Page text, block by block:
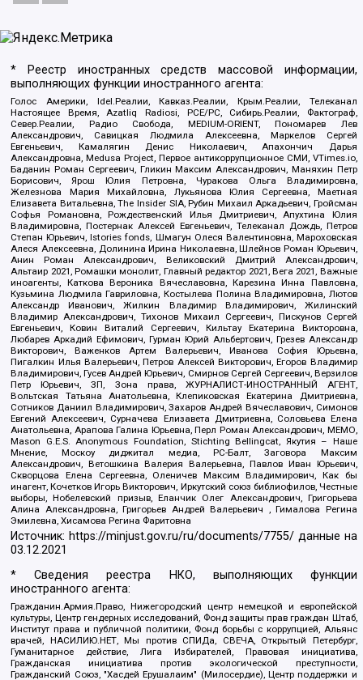
* Реестр иностранных средств массовой информации,
выполняющих функции иностранного агента:
Голос Америки, Idel.Реалии, Кавказ.Реалии, Крым.Реалии, Телеканал
Настоящее Время, Azatliq Radiosi, PCE/PC, Сибирь.Реалии, Фактограф,
Север.Реалии, Радио Свобода, MEDIUM-ORIENT, Пономарев Лев
Александрович, Савицкая Людмила Алексеевна, Маркелов Сергей
Евгеньевич, Камалягин Денис Николаевич, Апахончич Дарья
Александровна, Medusa Project, Первое антикоррупционное СМИ, VTimes.io,
Баданин Роман Сергеевич, Гликин Максим Александрович, Маняхин Петр
Борисович, Ярош Юлия Петровна, Чуракова Ольга Владимировна,
Железнова Мария Михайловна, Лукьянова Юлия Сергеевна, Маетная
Елизавета Витальевна, The Insider SIA, Рубин Михаил Аркадьевич, Гройсман
Софья Романовна, Рождественский Илья Дмитриевич, Апухтина Юлия
Владимировна, Постернак Алексей Евгеньевич, Телеканал Дождь, Петров
Степан Юрьевич, Istories fonds, Шмагун Олеся Валентиновна, Мароховская
Алеся Алексеевна, Долинина Ирина Николаевна, Шлейнов Роман Юрьевич,
Анин Роман Александрович, Великовский Дмитрий Александрович,
Альтаир 2021, Ромашки монолит, Главный редактор 2021, Вега 2021, Важные
иноагенты, Каткова Вероника Вячеславовна, Карезина Инна Павловна,
Кузьмина Людмила Гавриловна, Костылева Полина Владимировна, Лютов
Александр Иванович, Жилкин Владимир Владимирович, Жилинский
Владимир Александрович, Тихонов Михаил Сергеевич, Пискунов Сергей
Евгеньевич, Ковин Виталий Сергеевич, Кильтау Екатерина Викторовна,
Любарев Аркадий Ефимович, Гурман Юрий Альбертович, Грезев Александр
Викторович, Важенков Артем Валерьевич, Иванова София Юрьевна,
Пигалкин Илья Валерьевич, Петров Алексей Викторович, Егоров Владимир
Владимирович, Гусев Андрей Юрьевич, Смирнов Сергей Сергеевич, Верзилов
Петр Юрьевич, ЗП, Зона права, ЖУРНАЛИСТ-ИНОСТРАННЫЙ АГЕНТ,
Вольтская Татьяна Анатольевна, Клепиковская Екатерина Дмитриевна,
Сотников Даниил Владимирович, Захаров Андрей Вячеславович, Симонов
Евгений Алексеевич, Сурначева Елизавета Дмитриевна, Соловьева Елена
Анатольевна, Арапова Галина Юрьевна, Перл Роман Александрович, МЕМО,
Mason G.E.S. Anonymous Foundation, Stichting Bellingcat, Якутия – Наше
Мнение, Москоу диджитал медиа, РС-Балт, Заговора Максим
Александрович, Ветошкина Валерия Валерьевна, Павлов Иван Юрьевич,
Скворцова Елена Сергеевна, Оленичев Максим Владимирович, Как бы
инагент, Кочетков Игорь Викторович, Иркутский союз библиофилов, Честные
выборы, Нобелевский призыв, Еланчик Олег Александрович, Григорьева
Алина Александровна, Григорьев Андрей Валерьевич , Гималова Регина
Эмилевна, Хисамова Регина Фаритовна
Источник: https://minjust.gov.ru/ru/documents/7755/ данные на
03.12.2021
* Сведения реестра НКО, выполняющих функции
иностранного агента:
Гражданин.Армия.Право, Нижегородский центр немецкой и европейской
культуры, Центр гендерных исследований, Фонд защиты прав граждан Штаб,
Институт права и публичной политики, Фонд борьбы с коррупцией, Альянс
врачей, НАСИЛИЮ.НЕТ, Мы против СПИДа, СВЕЧА, Открытый Петербург,
Гуманитарное действие, Лига Избирателей, Правовая инициатива,
Гражданская инициатива против экологической преступности,
Гражданский Союз, "Хасдей Ерушалаим" (Милосердие), Центр поддержки и